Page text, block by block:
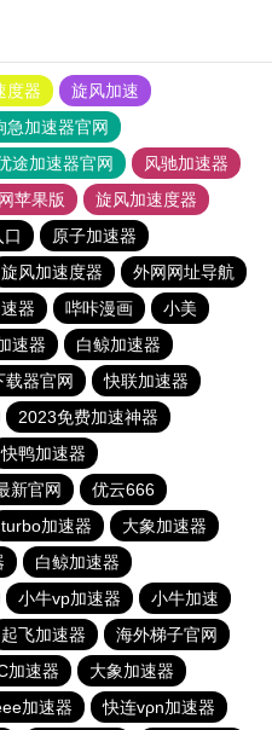
度器
旋风加速
急加速器官网
途加速器官网
风驰加速器
苹果版
旋风加速度器
原子加速器
旋风加速度器
外网网址导航
器 哔咔漫画
小美
速器
白鲸加速器
载器官网
快联加速器
2023免费加速神器
快鸭加速器
新官网
优云666
turbo加速器
大象加速器
白鲸加速器
小牛vp加速器
小牛加速
起飞加速器
海外梯子官网
加速器
大象加速器
加速器 快连vρn加速器